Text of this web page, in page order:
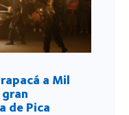
a Mil
de Pica